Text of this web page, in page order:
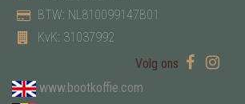
BTW: NL810099147B01
KvK: 31037992
Volg ons
www.bootkoffie.com